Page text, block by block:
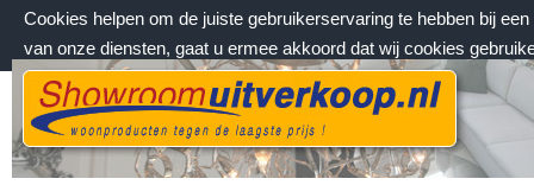
Cookies helpen om de juiste gebruikerservaring te hebben bij
van onze diensten, gaat u ermee akkoord dat wij cookies
vrijdag 7 augustus 2026, 13:14 uur
Welkom bij Showroomuitverkoop.nl